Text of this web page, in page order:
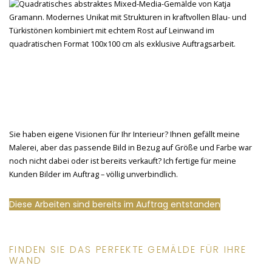
Sie haben eigene Visionen für Ihr Interieur? Ihnen gefällt meine
Malerei, aber das passende Bild in Bezug auf Größe und Farbe war
noch nicht dabei oder ist bereits verkauft? Ich fertige für meine
Kunden Bilder im Auftrag – völlig unverbindlich.
Diese Arbeiten sind bereits im Auftrag entstanden
FINDEN SIE DAS PERFEKTE GEMÄLDE FÜR IHRE
WAND